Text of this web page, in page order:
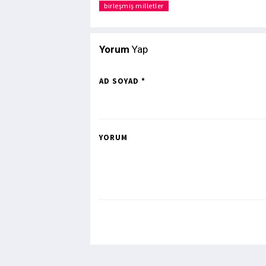
birleşmiş milletler
Yorum Yap
AD SOYAD *
YORUM